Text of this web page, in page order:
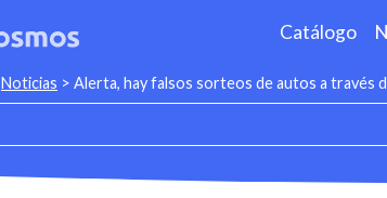
Catálogo
Noticias > Alerta, hay falsos sorteos de autos a través